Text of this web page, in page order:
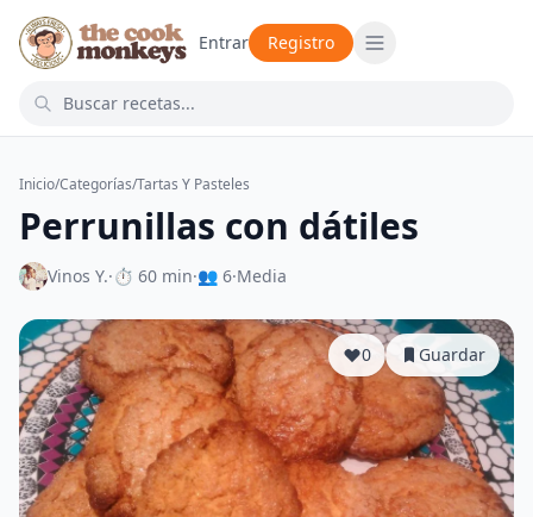
Entrar Registro
Inicio/Categorías/Tartas Y Pasteles
Perrunillas con dátiles
Vinos Y.·⏱ 60 min·👥 6·Media
0 Guardar